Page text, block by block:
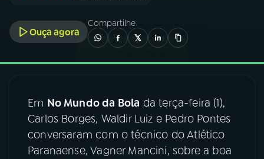
A RÁDIO
03PROGRAMAÇÃO
04 PROGRAMAS
PODCASTS
Ouça agora
Compartilhe
Em No Mundo da Bola da terça-feira (1),
Carlos Borges, Waldir Luiz e Pedro Pontes
conversaram com o técnico do Atlético
Paranaense, Vagner Mancini, sobre a boa